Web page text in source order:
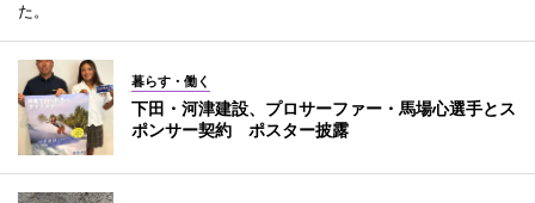
た。
暮らす・働く
下田・河津建設、プロサーファー・馬場心選手とス
ポンサー契約 ポスター披露